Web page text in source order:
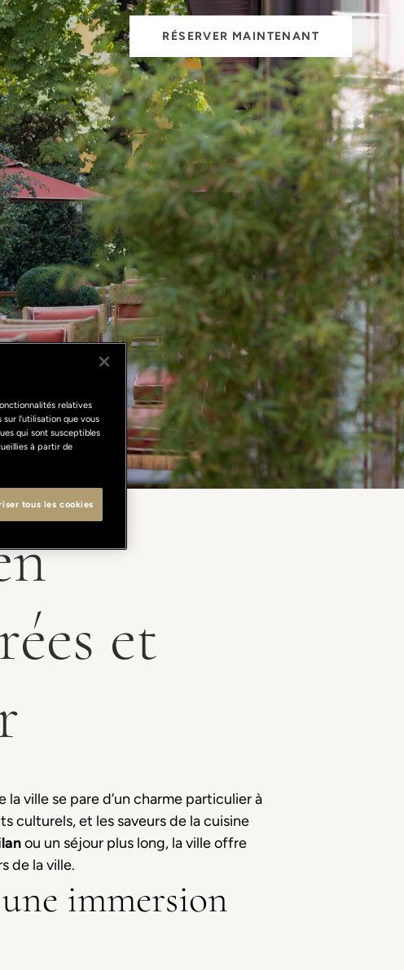
RÉSERVER MAINTENANT
et
la ville se pare d’un charme particulier à
culturels, et les saveurs de la cuisine
ou un séjour plus long, la ville offre
de la ville.
immersion
relatives
l'utilisation que vous
qui sont susceptibles
à partir de
tous les cookies